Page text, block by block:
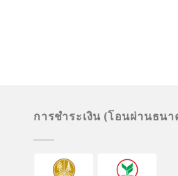
การชำระเงิน (โอนผ่านธนา